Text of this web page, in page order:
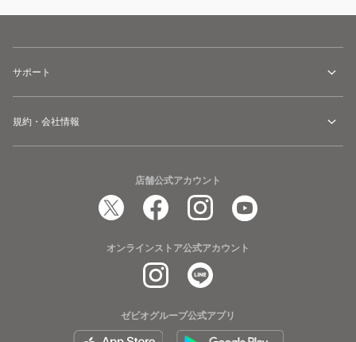
サポート
規約・会社情報
店舗公式アカウント
オンラインストア公式アカウント
ゼビオグループ公式アプリ